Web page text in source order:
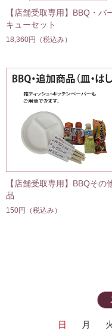
【店舗受取専用】BBQ・バ
キューセット
18,360円 （税込み）
【店舗受取専用】BBQその
品
150円 （税込み）
日 月